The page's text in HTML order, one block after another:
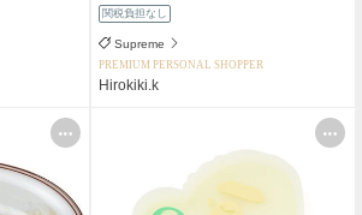
関税負担なし
Supreme
PREMIUM PERSONAL SHOPPER
Hirokiki.k